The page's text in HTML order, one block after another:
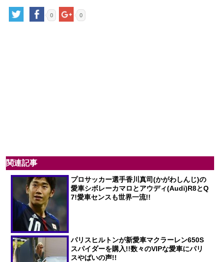
0 0
関連記事
プロサッカー選手香川真司(かがわしんじ)の
愛車シボレーカマロとアウディ(Audi)R8とQ
7!愛車センスも世界一流!!
パリスヒルトンが新愛車マクラーレン650S
スパイダーを購入!!数々のVIPな愛車にパリ
スやばいの声!!